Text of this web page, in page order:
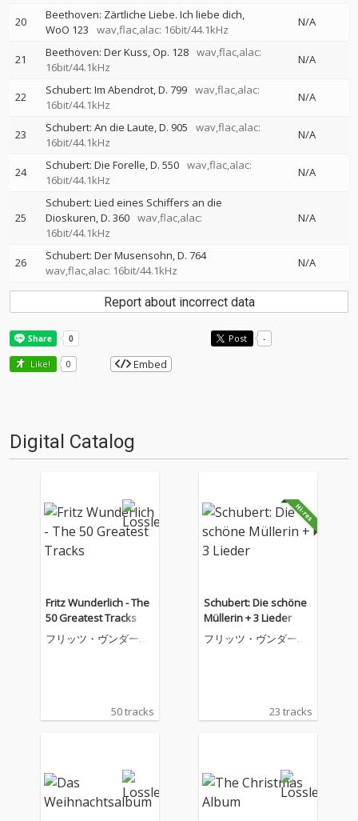
20
Beethoven: Zärtliche Liebe. Ich liebe dich,
WoO 123
wav,flac,alac: 16bit/44.1kHz
N/A
21 Beethoven: Der Kuss, Op. 128 wav,flac,alac:
16bit/44.1kHz
N/A
22 Schubert: Im Abendrot, D. 799 wav,flac,alac:
16bit/44.1kHz
N/A
23 Schubert: An die Laute, D. 905
wav,flac,alac:
16bit/44.1kHz
N/A
24 Schubert: Die Forelle, D. 550 wav,flac,alac:
16bit/44.1kHz
N/A
25
Schubert: Lied eines Schiffers an die
Dioskuren, D. 360 wav,flac,alac:
16bit/44.1kHz
N/A
26
Schubert: Der Musensohn, D. 764
wav,flac,alac: 16bit/44.1kHz
N/A
Report about incorrect data
Post -
Like! 0 Embed
Digital Catalog
Fritz Wunderlich - The
50 Greatest Tracks
フリッツ・ヴンダーリ
50 tracks
Schubert: Die schöne
Müllerin + 3 Lieder
フリッツ・ヴンダーリ
23 tracks